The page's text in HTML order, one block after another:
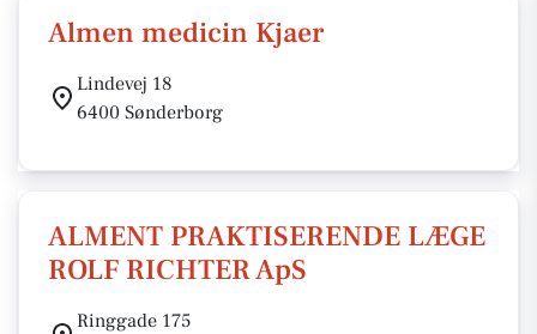
Almen medicin Kjaer
Lindevej 18
6400 Sønderborg
ALMENT PRAKTISERENDE LÆGE
ROLF RICHTER ApS
Ringgade 175